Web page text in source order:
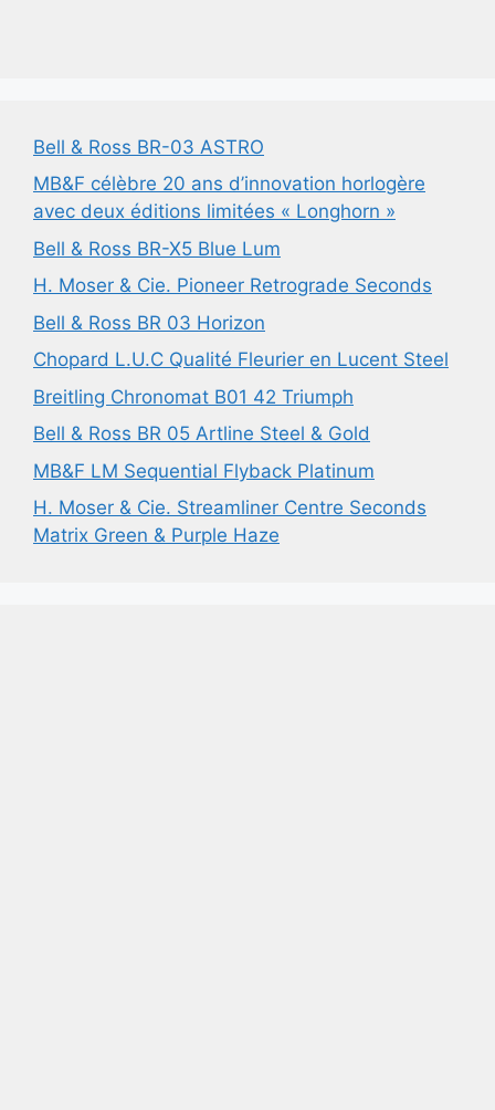
Bell & Ross BR-03 ASTRO
MB&F célèbre 20 ans d’innovation horlogère
avec deux éditions limitées « Longhorn »
Bell & Ross BR-X5 Blue Lum
H. Moser & Cie. Pioneer Retrograde Seconds
Bell & Ross BR 03 Horizon
Chopard L.U.C Qualité Fleurier en Lucent Steel
Breitling Chronomat B01 42 Triumph
Bell & Ross BR 05 Artline Steel & Gold
MB&F LM Sequential Flyback Platinum
H. Moser & Cie. Streamliner Centre Seconds
Matrix Green & Purple Haze